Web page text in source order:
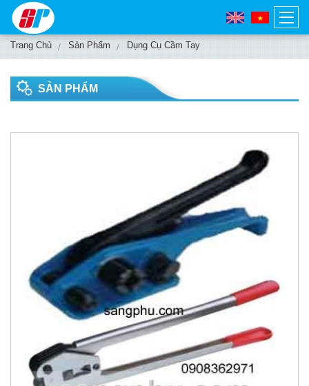
Trang Chủ Sản Phẩm Dụng Cụ Cầm Tay
SẢN PHẨM